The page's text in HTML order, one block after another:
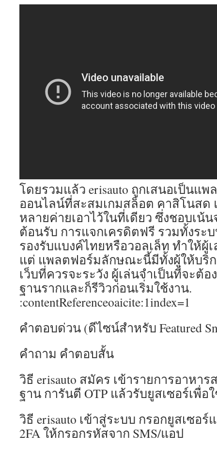
โดยรวมแล้ว erisauto ถูกเสนอเป็นแ
ออนไลน์ที่สะสมเกมสล็อต คาสิโนสด
หลายค่ายเอาไว้ในที่เดียว ซึ่งชอบเน้
ต้อนรับ การแจกเครดิตฟรี รวมทั้งร
รองรับแบงค์ไทยหรือวอลเล็ท ทำให้ผู้
แต่ แพลตฟอร์มลักษณะนี้มีทั้งผู้ให้บริก
เว็บที่ควรจะระวัง ผู้เล่นจำเป็นที่จะต้
ฐานรากและก็รีวิวก่อนเริ่มใช้งาน.
:contentReferenceoaicite:1index=1
คำตอบด่วน (ดีไซน์สำหรับ Featured
คำถาม คำตอบสั้น
วิธี erisauto สมัคร เข้ารายการอาหา
ฐาน การันตี OTP แล้วรับยูสเซอร์เพื่อ
วิธี erisauto เข้าสู่ระบบ กรอกยูสเซอ
2FA ให้กรอกรหัสจาก SMS/แอป